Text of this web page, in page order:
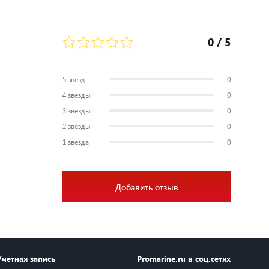
0 / 5
5 звезд
0
4 звезды
0
3 звезды
0
2 звезды
0
1 звезда
0
Добавить отзыв
запись Promarine.ru в соц.сетях